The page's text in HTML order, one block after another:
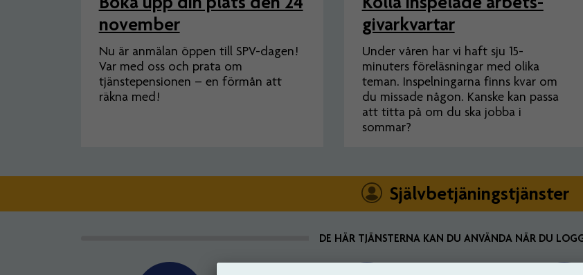
november
Nu är anmälan öppen till SPV-dagen!
Var med oss och prata om
tjänstepensionen – en förmån att
räkna med!
givar­kvartar
Under våren har vi haft sju 15-
minuters föreläsningar med olika
teman. Inspelningarna finns kvar om
du missade någon. Kanske kan passa
att titta på om du ska jobba i
sommar?
Självbetjäningstjänster
DE HÄR TJÄNSTERNA KAN DU ANVÄNDA NÄR DU